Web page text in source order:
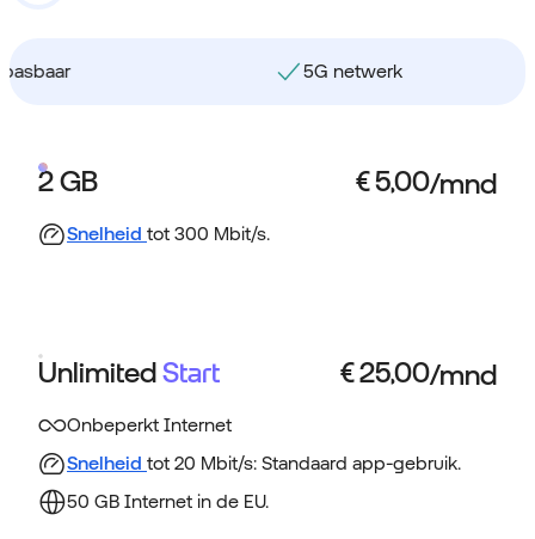
5G netwerk
2 GB
Snelheid tot 300 Mbit/s.
UnlimitedStart
Onbeperkt Internet
Snelheid tot 20 Mbit/s: Standaard app-gebruik.
50 GB Internet in de EU.